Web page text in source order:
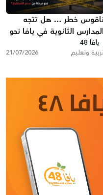
ناقوس خطر … هل تتجه
المدارس الثانوية في يافا نحو
مرحلة من عدم الاستقرار؟
يافا 48
وتعليم 21/07/2026